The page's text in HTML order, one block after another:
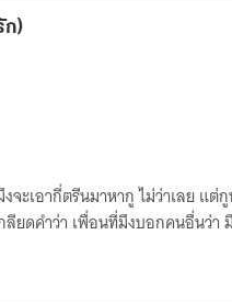
ก)
ะเอากี่ตรีนมาหากู ไม่ว่าเลย แต่กู
ลียดคำว่า เพื่อนที่มึงบอกคนอื่นว่า